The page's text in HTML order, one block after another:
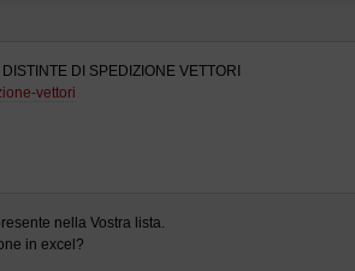
DI SPEDIZIONE VETTORI
vettori
nella Vostra lista.
in excel?